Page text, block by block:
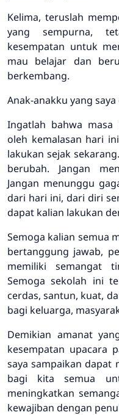
Kelima, teruslah
yang sempurna,
kesempatan untuk
mau belajar dan
berkembang.
Anak-anakku yang
Ingatlah bahwa
oleh kemalasan hari
lakukan sejak
berubah. Jangan
Jangan menunggu
dari hari ini, dari diri
dapat kalian lakukan
Semoga kalian semua
bertanggung jawab,
memiliki semangat
Semoga sekolah ini
cerdas, santun, kuat,
bagi keluarga,
Demikian amanat
kesempatan upacara
saya sampaikan dapat
bagi kita semua
meningkatkan
kewajiban dengan